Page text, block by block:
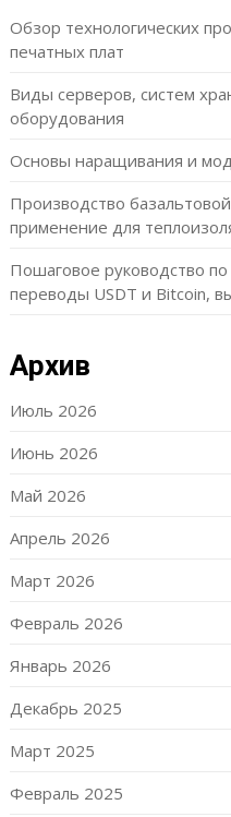
Обзор технологических
печатных плат
Виды серверов, систем
оборудования
Основы наращивания и
Производство
применение для
Пошаговое руководство
переводы USDT и Bitcoin,
Архив
Июль 2026
Июнь 2026
Май 2026
Апрель 2026
Март 2026
Февраль 2026
Январь 2026
Декабрь 2025
Март 2025
Февраль 2025